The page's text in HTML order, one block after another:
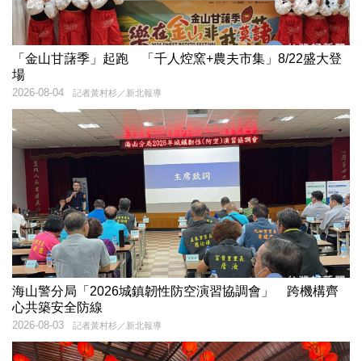
「金山甘藷季」起跑 「千人焢窯+農夫市集」8/22盛大登
場
記者黃村杉／新北報導
2026-08-04
海山警分局「2026城鎮韌性防空演習協調會」 跨機構齊
心共築安全防線
記者黃村杉／新北報導
2026-08-03